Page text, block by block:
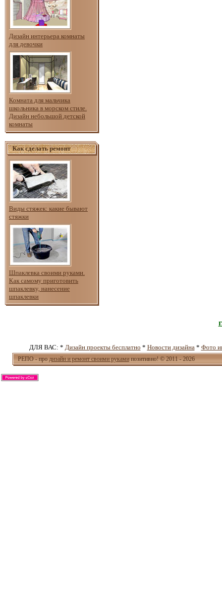
Дизайн интерьера комнаты
для девочки
Комната для мальчика
школьника в морском стиле.
Дизайн небольшой детской
комнаты
Как сделать ремонт
Виды стяжек: какие бывают
стяжки
Шпаклевка своими руками.
Как самому приготовить
шпаклевку, нанесение
шпаклевки
ДЛЯ ВАС: * Дизайн проекты бесплатно * Новости дизайна* Фото
РЕПО - продизайн и ремонт своими рукамипозитивно! © 2011 - 2026